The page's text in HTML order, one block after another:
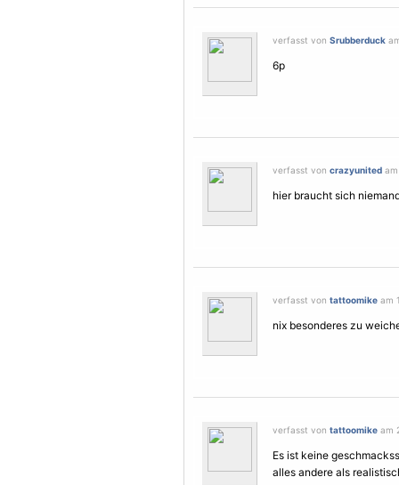
verfasst von Srubberduck
6p
verfasst von crazyunited
hier braucht sich
verfasst von tattoomike am
nix besonderes zu
verfasst von tattoomike am
Es ist keine
alles andere als